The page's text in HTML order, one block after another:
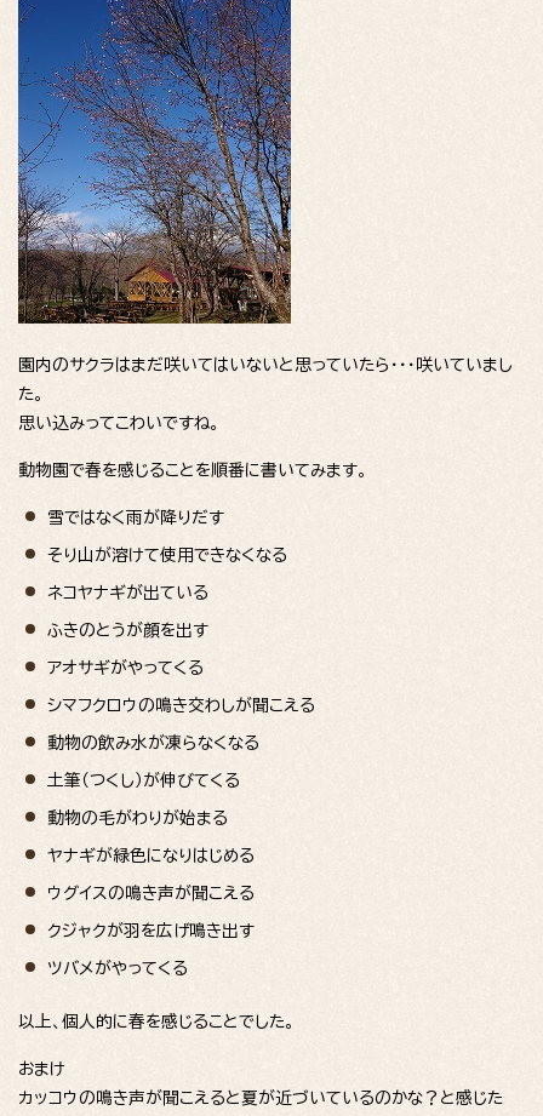
園内のサクラはまだ咲いてはいないと思っていたら・・・咲いていまし
た。
思い込みってこわいですね。
動物園で春を感じることを順番に書いてみます。
雪ではなく雨が降りだす
そり山が溶けて使用できなくなる
ネコヤナギが出ている
ふきのとうが顔を出す
アオサギがやってくる
シマフクロウの鳴き交わしが聞こえる
動物の飲み水が凍らなくなる
土筆（つくし）が伸びてくる
動物の毛がわりが始まる
ヤナギが緑色になりはじめる
ウグイスの鳴き声が聞こえる
クジャクが羽を広げ鳴き出す
ツバメがやってくる
以上、個人的に春を感じることでした。
おまけ
カッコウの鳴き声が聞こえると夏が近づいているのかな？と感じた